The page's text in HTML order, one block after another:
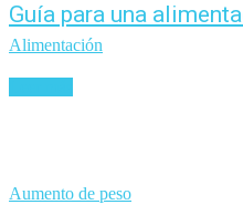
Guía para una
Alimentación
Aumento de peso